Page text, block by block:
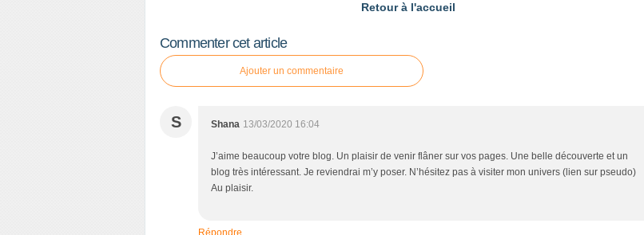
c
e
t
Retour à l'accueil
Commenter cet article
Ajouter un commentaire
S Shana 13/03/2020 16:04
J’aime beaucoup votre blog. Un plaisir de venir flâner sur vos pages. Une belle découverte et un
blog très intéressant. Je reviendrai m’y poser. N’hésitez pas à visiter mon univers (lien sur pseudo)
Au plaisir.
Répondre